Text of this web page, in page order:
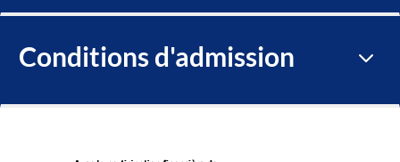
Conditions d'admission 3